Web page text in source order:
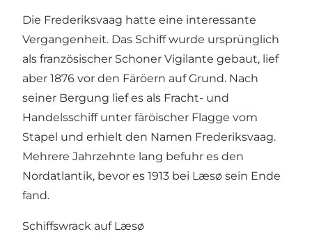
Die Frederiksvaag hatte eine interessante
Vergangenheit. Das Schiff wurde ursprünglich
als französischer Schoner Vigilante gebaut, lief
aber 1876 vor den Färöern auf Grund. Nach
seiner Bergung lief es als Fracht- und
Handelsschiff unter färöischer Flagge vom
Stapel und erhielt den Namen Frederiksvaag.
Mehrere Jahrzehnte lang befuhr es den
Nordatlantik, bevor es 1913 bei Læsø sein Ende
fand.
Schiffswrack auf Læsø